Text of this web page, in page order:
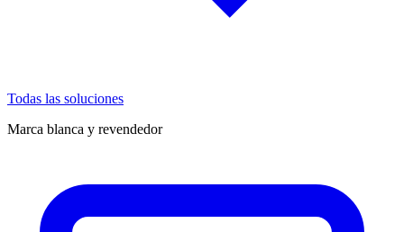
Todas las soluciones
Marca blanca y revendedor